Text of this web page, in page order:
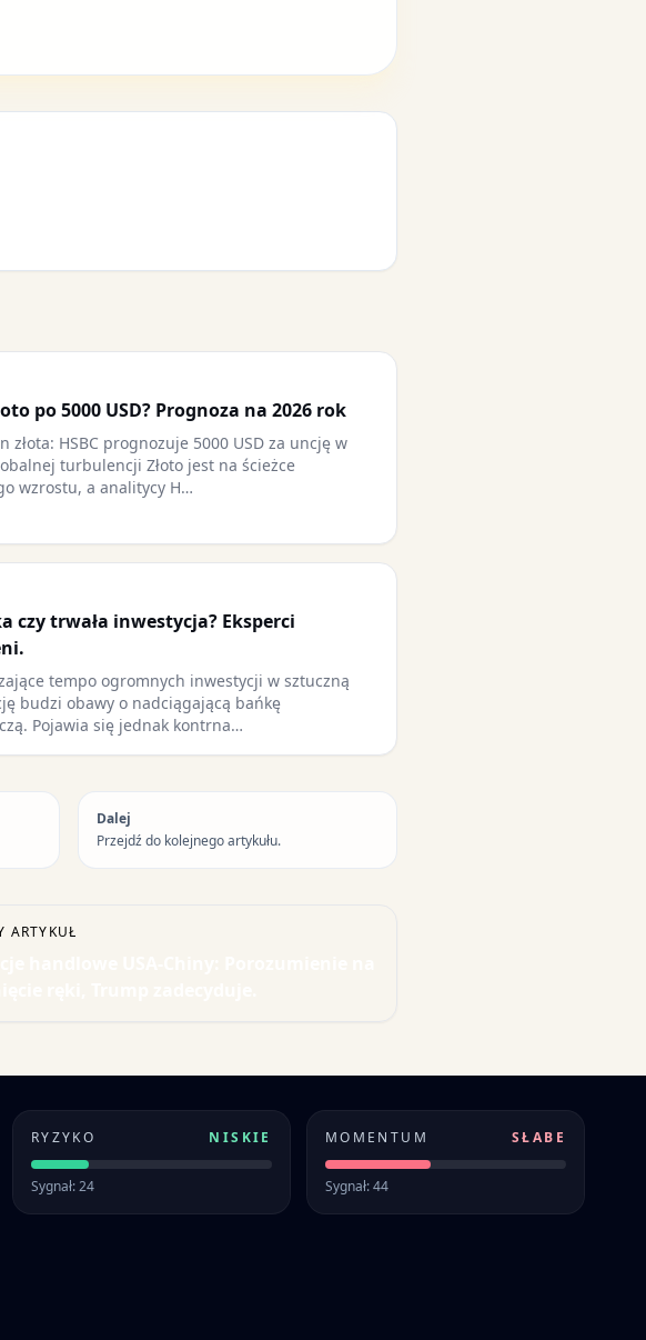
po 5000 USD? Prognoza na 2026 rok
złota: HSBC prognozuje 5000 USD za uncję w
turbulencji Złoto jest na ścieżce
wzrostu, a analitycy H…
czy trwała inwestycja? Eksperci
tempo ogromnych inwestycji w sztuczną
budzi obawy o nadciągającą bańkę
Pojawia się jednak kontrna…
Dalej
Przejdź do kolejnego artykułu.
ARTYKUŁ
RYZYKO NISKIE
Sygnał: 24
MOMENTUM SŁABE
Sygnał: 44